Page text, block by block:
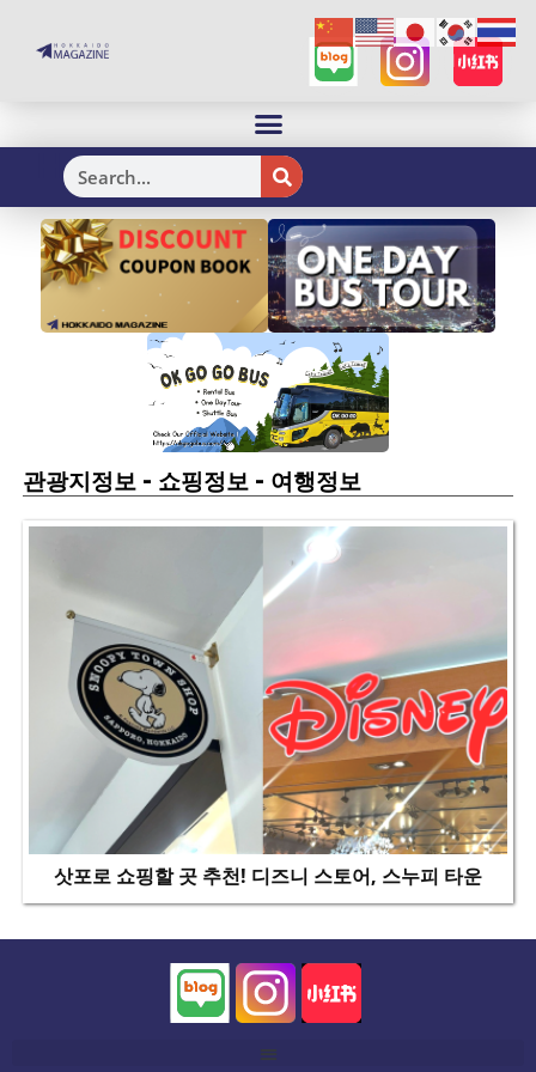
H
관광지정보- 쇼핑정보- 여행정보
삿포로 쇼핑할 곳 추천! 디즈니 스토어, 스누피 타운